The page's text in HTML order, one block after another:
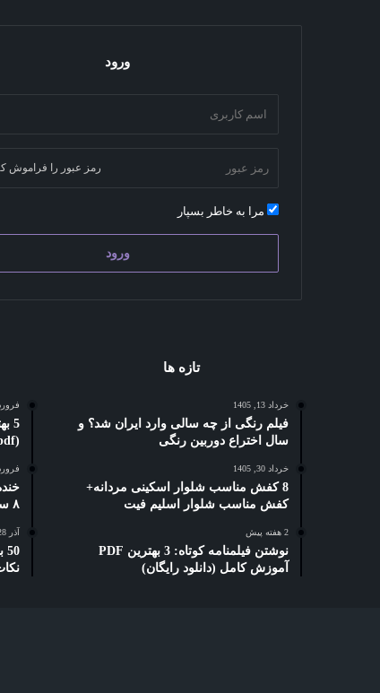
ورود
رمز عبور را فراموش
مرا به خاطر بسپار
ورود
تازه ها
خرداد 13, 1405
فیلم رنگی از چه سالی وارد ایران شد؟ و
سال اختراع دوربین رنگی
خرداد 30, 1405
8 کفش مناسب شلوار اسکینی مردانه+
کفش مناسب شلوار اسلیم فیت
2 هفته پیش
نوشتن فیلمنامه کوتاه: 3 بهترین PDF
آموزش کامل (دانلود رایگان)
فروردین
(pdf رایگان)
فروردین
۸ ساله و دبستانی
آذر 28, 1403